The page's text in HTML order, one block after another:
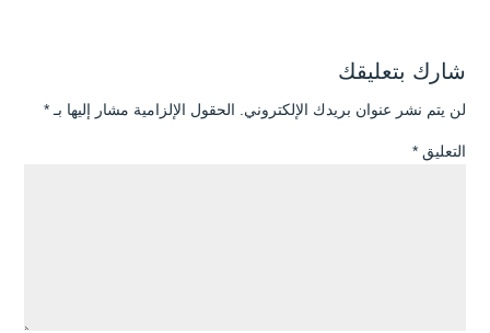
شارك بتعليقك
لن يتم نشر عنوان بريدك الإلكتروني. الحقول الإلزامية مشار إليها بـ *
التعليق *